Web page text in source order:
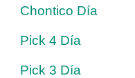
Chontico Día
Pick 4 Día
Pick 3 Día